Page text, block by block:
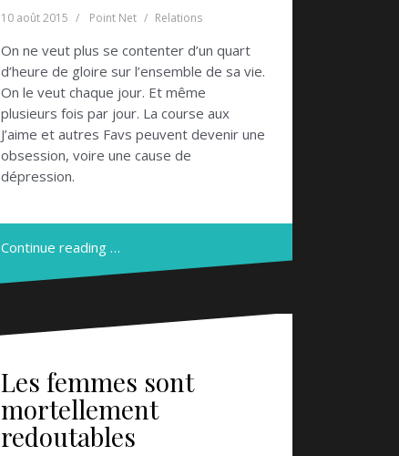
10 août 2015 Point Net Relations
On ne veut plus se contenter d’un quart
d’heure de gloire sur l’ensemble de sa vie.
On le veut chaque jour. Et même
plusieurs fois par jour. La course aux
J’aime et autres Favs peuvent devenir une
obsession, voire une cause de
dépression.
Continue reading …
Les femmes sont
mortellement
redoutables